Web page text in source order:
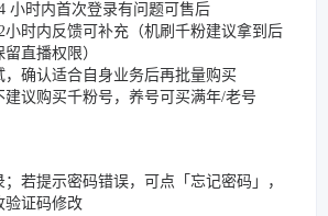
小时内首次登录有问题可售后
小时内反馈可补充（机刷千粉建议拿到后
直播权限）
，确认适合自身业务后再批量购买
建议购买千粉号，养号可买满年/老号
若提示密码错误，可点「忘记密码」，
验证码修改